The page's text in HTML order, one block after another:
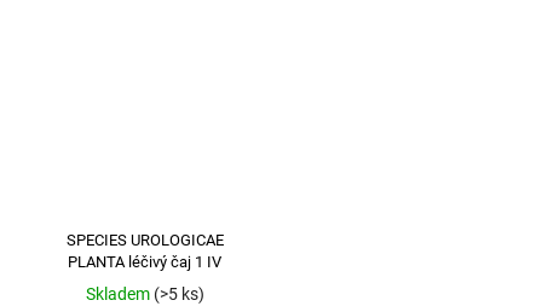
SPECIES UROLOGICAE
PLANTA léčivý čaj 1 IV
Skladem (>5 ks)